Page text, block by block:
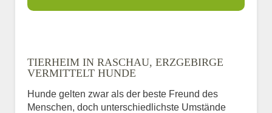
E-Mail*
TIERHEIM IN RASCHAU, ERZGEBIRGE
VERMITTELT HUNDE
Hunde gelten zwar als der beste Freund des
Menschen, doch unterschiedlichste Umstände